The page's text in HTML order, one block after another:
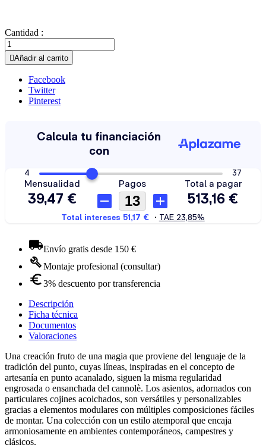
Cantidad :
Añadir al carrito
Facebook
Twitter
Pinterest
Envío gratis desde 150 €
Montaje profesional (consultar)
3% descuento por transferencia
Descripción
Ficha técnica
Documentos
Valoraciones
Una creación fruto de una magia que proviene del lenguaje de la
tradición del punto, cuyas líneas, inspiradas en el concepto de
artesanía en punto acanalado, siguen la misma regularidad
engrosada o ensanchada del cannolè. Los asientos, adornados con
particulares cojines acolchados, son versátiles y personalizables
gracias a elementos modulares con múltiples composiciones fáciles
de montar. Una colección con un estilo atemporal que encaja
armoniosamente en ambientes contemporáneos, campestres y
clásicos.